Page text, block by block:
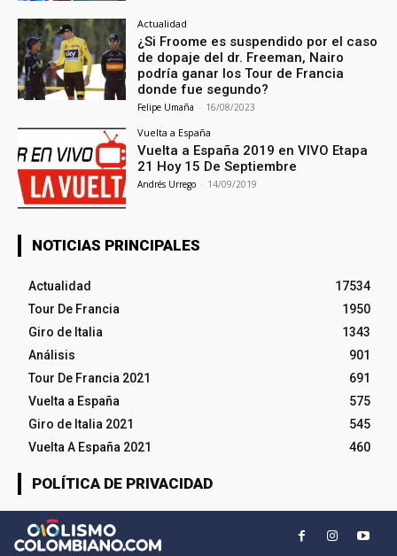
Actualidad
¿Si Froome es suspendido por el caso
de dopaje del dr. Freeman, Nairo
podría ganar los Tour de Francia
donde fue segundo?
Felipe Umaña - 16/08/2023
Vuelta a España
Vuelta a España 2019 en VIVO Etapa
21 Hoy 15 De Septiembre
Andrés Urrego - 14/09/2019
NOTICIAS PRINCIPALES
Actualidad
17534
Tour De Francia
1950
Giro de Italia
1343
Análisis
901
Tour De Francia 2021
691
Vuelta a España
575
Giro de Italia 2021
545
Vuelta A España 2021
460
POLÍTICA DE PRIVACIDAD